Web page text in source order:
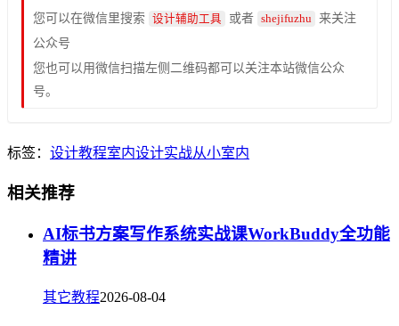
您可以在微信里搜索
设计辅助工具 或者 shejifuzhu
来关注
公众号
您也可以用微信扫描左侧二维码都可以关注本站微信公众
号。
标签： 设计教程室内设计实战从小室内
相关推荐
AI标书方案写作系统实战课WorkBuddy全功能
精讲
其它教程2026-08-04